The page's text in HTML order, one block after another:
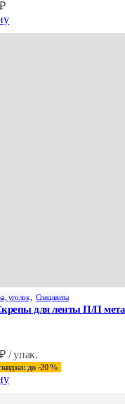
₽
уголок Спецленты
для ленты П/П
₽ / упак.
до -20%